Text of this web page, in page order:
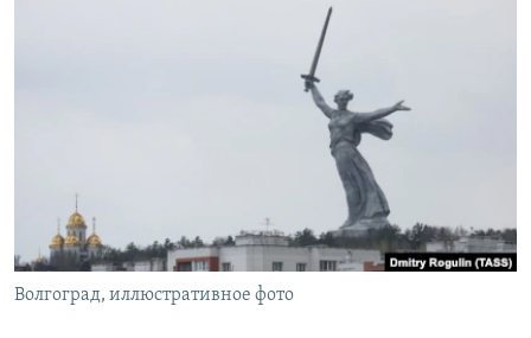
Волгоград, иллюстративное фото